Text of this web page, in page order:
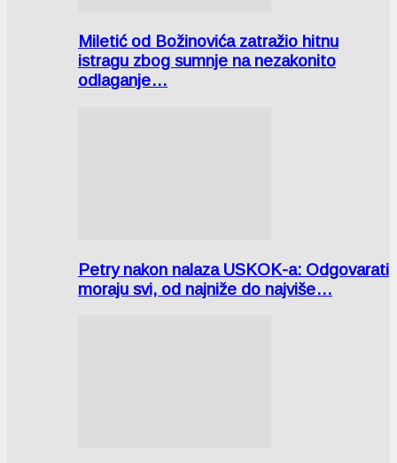
Miletić od Božinovića zatražio hitnu
istragu zbog sumnje na nezakonito
odlaganje…
Petry nakon nalaza USKOK-a: Odgovarati
moraju svi, od najniže do najviše…